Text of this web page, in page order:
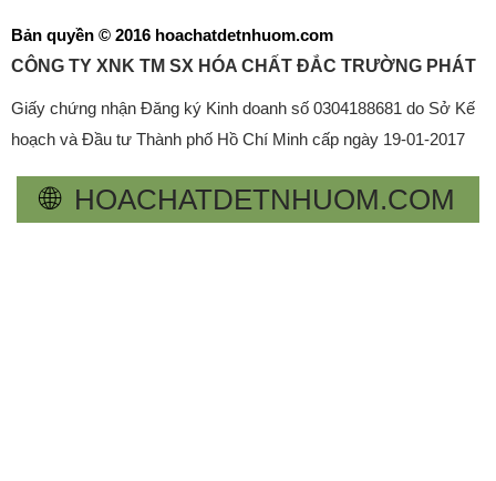
Bản quyền © 2016 hoachatdetnhuom.com
CÔNG TY XNK TM SX HÓA CHẤT ĐẮC TRƯỜNG PHÁT
Giấy chứng nhận Đăng ký Kinh doanh số 0304188681 do Sở Kế
hoạch và Đầu tư Thành phố Hồ Chí Minh cấp ngày 19-01-2017
🌐 HOACHATDETNHUOM.COM